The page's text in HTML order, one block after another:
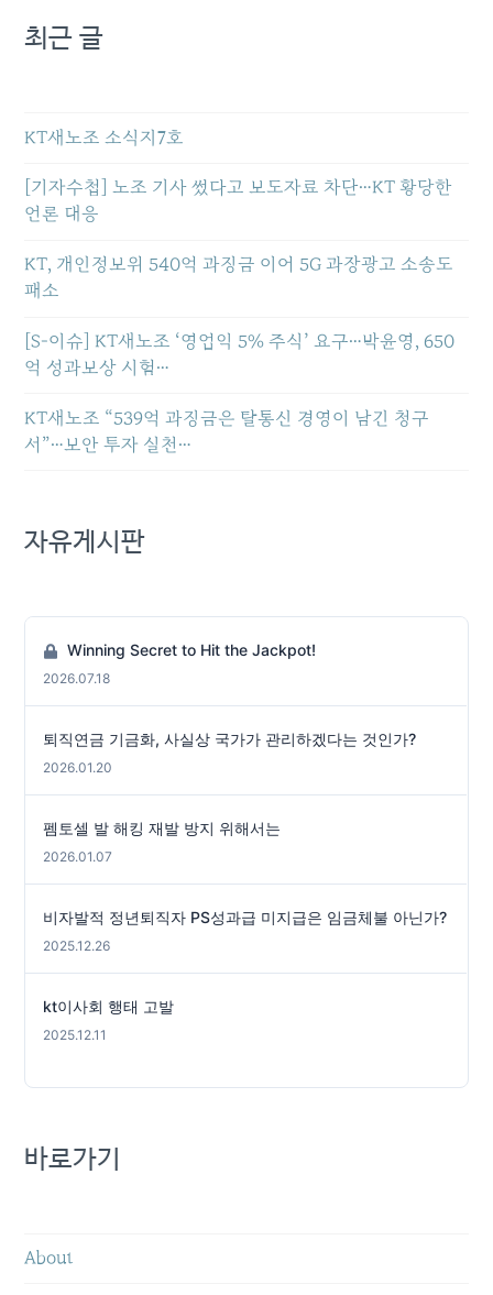
최근 글
KT새노조 소식지7호
[기자수첩] 노조 기사 썼다고 보도자료 차단…KT 황당한
언론 대응
KT, 개인정보위 540억 과징금 이어 5G 과장광고 소송도
패소
[S-이슈] KT새노조 ‘영업익 5% 주식’ 요구…박윤영, 650
억 성과보상 시험…
KT새노조 “539억 과징금은 탈통신 경영이 남긴 청구
서”…보안 투자 실천…
자유게시판
Winning Secret to Hit the Jackpot!
2026.07.18
퇴직연금 기금화, 사실상 국가가 관리하겠다는 것인가?
2026.01.20
펨토셀 발 해킹 재발 방지 위해서는
2026.01.07
비자발적 정년퇴직자 PS성과급 미지급은 임금체불 아닌가?
2025.12.26
kt이사회 행태 고발
2025.12.11
바로가기
About